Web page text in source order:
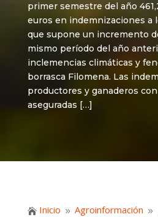
primer semestre del año
euros en indemnizaciones a
que supone un incremento
mismo período del año
inclemencias climáticas y
borrasca Filomena. Las
productores y ganaderos
aseguradas […]
 Inicio 9 Agroinformación 9